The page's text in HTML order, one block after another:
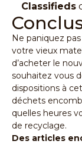
Classifieds
Ne paniquez
votre vieux
d’acheter le
souhaitez vous
dispositions à
déchets
quelles heures
de recyclage.
Des articles